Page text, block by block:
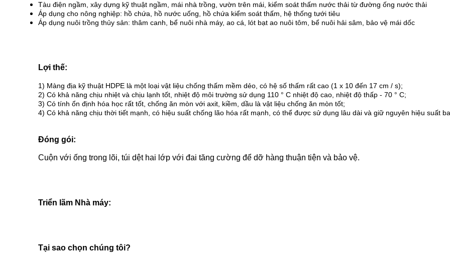
Tàu điện ngầm, xây dựng kỹ thuật ngầm, mái nhà trồng, vườn trên mái, kiểm soát thấm nước thải từ đường ống nước thải
Áp dụng cho nông nghiệp: hồ chứa, hồ nước uống, hồ chứa kiểm soát thấm, hệ thống tưới tiêu
Áp dụng nuôi trồng thủy sản: thâm canh, bể nuôi nhà máy, ao cá, lót bạt ao nuôi tôm, bể nuôi hải sâm, bảo vệ mái dốc
Lợi thế:
1) Màng địa kỹ thuật HDPE là một loại vật liệu chống thấm mềm dẻo, có hệ số thấm rất cao (1 x 10 đến 17 cm / s);
2) Có khả năng chịu nhiệt và chịu lạnh tốt, nhiệt độ môi trường sử dụng 110 ° C nhiệt độ cao, nhiệt độ thấp - 70 ° C;
3) Có tính ổn định hóa học rất tốt, chống ăn mòn với axit, kiềm, dầu là vật liệu chống ăn mòn tốt;
4) Có khả năng chịu thời tiết mạnh, có hiệu suất chống lão hóa rất mạnh, có thể được sử dụng lâu dài và giữ nguyên hiệu suất
Đóng gói:
Cuộn với ống trong lõi, túi dệt hai lớp với đai tăng cường để dỡ hàng thuận tiện và bảo vệ.
Triển lãm Nhà máy:
Tại sao chọn chúng tôi?